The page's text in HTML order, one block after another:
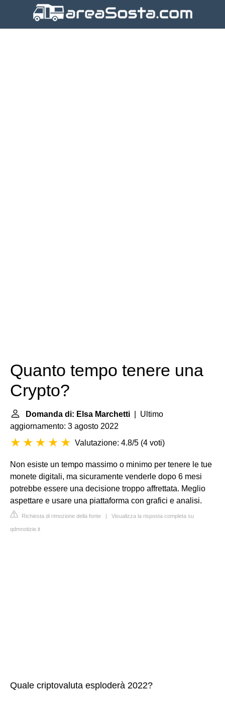
Quanto tempo tenere una
Crypto?
Domanda di: Elsa Marchetti | Ultimo
aggiornamento: 3 agosto 2022
Valutazione: 4.8/5 (4 voti)
Non esiste un tempo massimo o minimo per tenere le tue
monete digitali, ma sicuramente venderle dopo 6 mesi
potrebbe essere una decisione troppo affrettata. Meglio
aspettare e usare una piattaforma con grafici e analisi.
Richiesta di rimozione della fonte | Visualizza la risposta completa su
qdmnotizie.it
Quale criptovaluta esploderà 2022?